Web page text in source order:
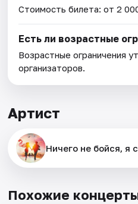
Стоимость билета: от 2
Есть ли возрастные
Возрастные ограничения
организаторов.
Артист
Ничего не бойся, я
Похожие